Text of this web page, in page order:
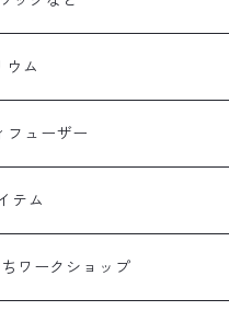
ャンドル
ム
ューザー
ー
専用詰め替えボトル
テム
ワークショップ